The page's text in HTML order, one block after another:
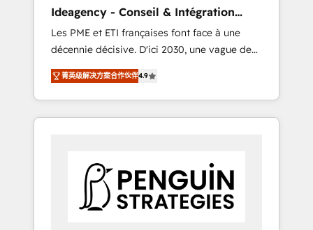
extensibility. When you work with Aptitude 8,
you get a team – not an individual – with
embedded consulting, strategy,
development, and project management. We
have 100% US-based, FTE team members.
We offer project-based and managed
services engagements that include new
extensibility, custom development, and
ongoing RevOps support.
Ideagency - Conseil & Intégration
HubSpot
Les PME et ETI françaises font face à une
décennie décisive. D'ici 2030, une vague de
consolidation va recomposer le marché.
Seules survivront les entreprises qui auront
réussi leur transformation. Le problème ?
58% des dirigeants savent que l'IA est vitale
leurs données. C'est le paradoxe français :
conscience totale, action nulle. La solution
s'appelle l'Entreprise Augmentée. Ce n'est pas
菁英级解决方案合作伙伴4.9